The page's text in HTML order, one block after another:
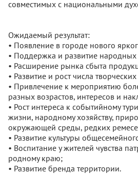
совместимых с национальными
Ожидаемый результат:
• Появление в городе нового
• Поддержка и развитие
• Расширение рынка сбыта
• Развитие и рост числа
• Привлечение к мероприятию
разных возрастов, интересов и
• Рост интереса к событийному
жизни, народному хозяйству,
окружающей среды, редких
• Развитие культуры
• Воспитание у жителей чувства
родному краю;
• Развитие бренда территории.